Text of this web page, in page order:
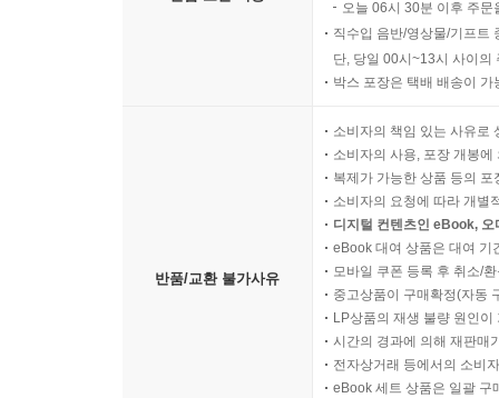
오늘 06시 30분 이후 주
직수입 음반/영상물/기프트
단, 당일 00시~13시 사이의
박스 포장은 택배 배송이
반품/교환 불가사유
소비자의 책임 있는 사유로
소비자의 사용, 포장 개봉
복제가 가능한 상품 등의
소비자의 요청에 따라 개별
디지털 컨텐츠인 eBook,
eBook 대여 상품은 대여 기
모바일 쿠폰 등록 후 취소/
중고상품이 구매확정(자동
LP상품의 재생 불량 원인
시간의 경과에 의해 재판매
전자상거래 등에서의 소비
eBook 세트 상품은 일괄 구